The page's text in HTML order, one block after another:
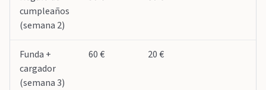
cumpleaños
(semana 2)
Funda +
cargador
(semana 3)
60 € 20 €